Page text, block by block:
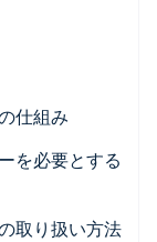
構築しているかを
仕組み
を必要とする
取り扱い方法